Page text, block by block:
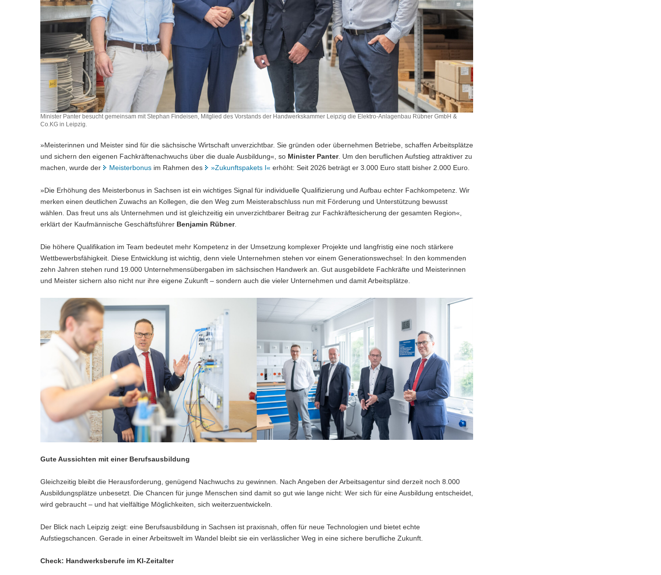
Minister Panter besucht gemeinsam mit Stephan Findeisen, Mitglied des Vorstands der Handwerkskammer Leipzig die Elektro-Anlagenbau Rübner GmbH &
Co.KG in Leipzig.
»Meisterinnen und Meister sind für die sächsische Wirtschaft unverzichtbar. Sie gründen oder übernehmen Betriebe, schaffen Arbeitsplätze
und sichern den eigenen Fachkräftenachwuchs über die duale Ausbildung«, so Minister Panter. Um den beruflichen Aufstieg attraktiver zu
machen, wurde der
Meisterbonus im Rahmen des »Zukunftspakets I« erhöht: Seit 2026 beträgt er 3.000 Euro statt bisher 2.000 Euro.
»Die Erhöhung des Meisterbonus in Sachsen ist ein wichtiges Signal für individuelle Qualifizierung und Aufbau echter Fachkompetenz. Wir
merken einen deutlichen Zuwachs an Kollegen, die den Weg zum Meisterabschluss nun mit Förderung und Unterstützung bewusst
wählen. Das freut uns als Unternehmen und ist gleichzeitig ein unverzichtbarer Beitrag zur Fachkräftesicherung der gesamten Region«,
erklärt der Kaufmännische Geschäftsführer Benjamin Rübner.
Die höhere Qualifikation im Team bedeutet mehr Kompetenz in der Umsetzung komplexer Projekte und langfristig eine noch stärkere
Wettbewerbsfähigkeit. Diese Entwicklung ist wichtig, denn viele Unternehmen stehen vor einem Generationswechsel: In den kommenden
zehn Jahren stehen rund 19.000 Unternehmensübergaben im sächsischen Handwerk an. Gut ausgebildete Fachkräfte und Meisterinnen
und Meister sichern also nicht nur ihre eigene Zukunft – sondern auch die vieler Unternehmen und damit Arbeitsplätze.
Gute Aussichten mit einer Berufsausbildung
Gleichzeitig bleibt die Herausforderung, genügend Nachwuchs zu gewinnen. Nach Angeben der Arbeitsagentur sind derzeit noch 8.000
Ausbildungsplätze unbesetzt. Die Chancen für junge Menschen sind damit so gut wie lange nicht: Wer sich für eine Ausbildung entscheidet,
wird gebraucht – und hat vielfältige Möglichkeiten, sich weiterzuentwickeln.
Der Blick nach Leipzig zeigt: eine Berufsausbildung in Sachsen ist praxisnah, offen für neue Technologien und bietet echte
Aufstiegschancen. Gerade in einer Arbeitswelt im Wandel bleibt sie ein verlässlicher Weg in eine sichere berufliche Zukunft.
Check: Handwerksberufe im KI-Zeitalter